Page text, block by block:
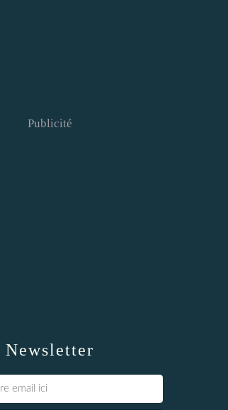
Newsletter
Publicité